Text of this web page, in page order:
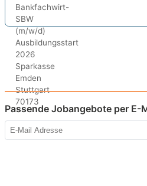
Passende Jobangebote per E-